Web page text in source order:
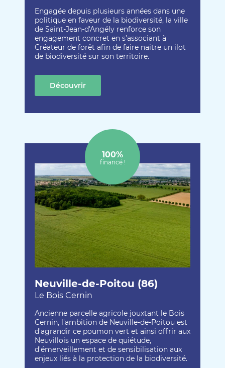
Engagée depuis plusieurs années dans une
politique en faveur de la biodiversité, la ville
de Saint-Jean-d'Angély renforce son
engagement concret en s’associant à
Créateur de forêt afin de faire naître un îlot
de biodiversité sur son territoire.
Découvrir
Neuville-de-Poitou (86)
Le Bois Cernin
Ancienne parcelle agricole jouxtant le Bois
Cernin, l'ambition de Neuville-de-Poitou est
d'agrandir ce poumon vert et ainsi offrir aux
Neuvillois un espace de quiétude,
d'émerveillement et de sensibilisation aux
enjeux liés à la protection de la biodiversité.
100%
financé !